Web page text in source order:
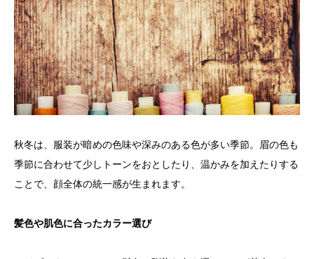
秋冬は、服装が暗めの色味や深みのある色が多い季節。眉の色も
季節に合わせて少しトーンをおとしたり、温かみを加えたりする
ことで、顔全体の統一感が生まれます。
髪色や肌色に合ったカラー選び